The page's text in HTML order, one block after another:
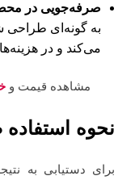
صرفه‌جویی در
به گونه‌ای طراحی
می‌کند و در
مشاهده قیمت و
نحوه استفاده
برای دستیابی به